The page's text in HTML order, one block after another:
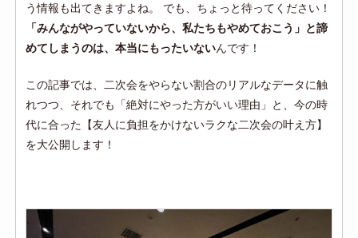
う情報も出てきますよね。 でも、ちょっと待ってください！
「みんながやっていないから、私たちもやめておこう」と諦
めてしまうのは、本当にもったいないんです！
この記事では、二次会をやらない割合のリアルなデータに触
れつつ、それでも「絶対にやった方がいい理由」と、今の時
代に合った【友人に負担をかけないラクな二次会の叶え方】
を大公開します！